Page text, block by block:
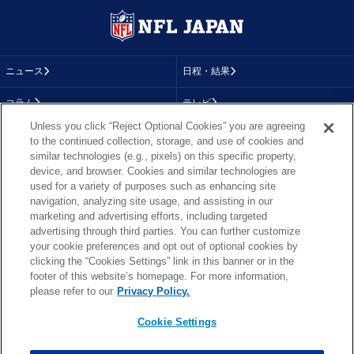
ニュース 日程・結果
コラム テレビ
画像
About NFL
More NFL 特集
TOP お問い合わせ FAQ
Unless you click “Reject Optional Cookies” you are agreeing
to the continued collection, storage, and use of cookies and
similar technologies (e.g., pixels) on this specific property,
device, and browser. Cookies and similar technologies are
used for a variety of purposes such as enhancing site
navigation, analyzing site usage, and assisting in our
marketing and advertising efforts, including targeted
advertising through third parties. You can further customize
your cookie preferences and opt out of optional cookies by
clicking the “Cookies Settings” link in this banner or in the
footer of this website’s homepage. For more information,
please refer to our Privacy Policy.
Cookie Settings